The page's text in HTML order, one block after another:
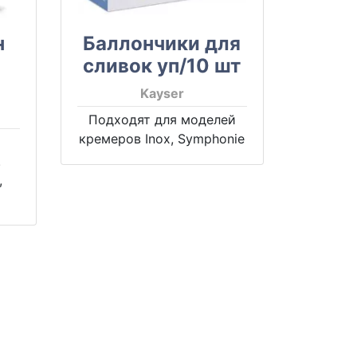
Баллончики для
сливок уп/10 шт
Kayser
Подходят для моделей
кремеров Inox, Symphonie